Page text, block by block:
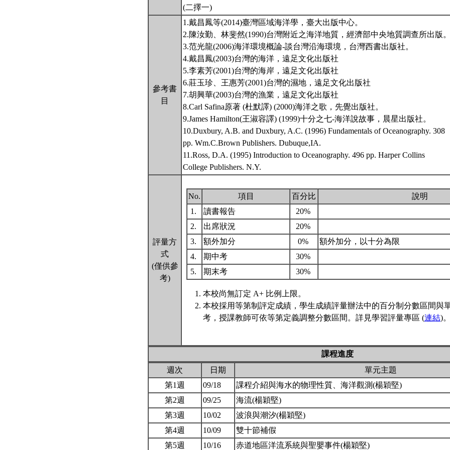
(二擇一)
參考書
目
1.戴昌鳳等(2014)臺灣區域海洋學，臺大出版中心。
2.陳汝勤、林斐然(1990)台灣附近之海洋地質，經濟部中央地質調查所出版
3.范光龍(2006)海洋環境概論-談台灣沿海環境，台灣西書出版社。
4.戴昌鳳(2003)台灣的海洋，遠足文化出版社
5.李素芳(2001)台灣的海岸，遠足文化出版社
6.莊玉珍、王惠芳(2001)台灣的濕地，遠足文化出版社
7.胡興華(2003)台灣的漁業，遠足文化出版社
8.Carl Safina原著 (杜默譯) (2000)海洋之歌，先覺出版社。
9.James Hamilton(王淑容譯) (1999)十分之七-海洋說故事，晨星出版社。
10.Duxbury, A.B. and Duxbury, A.C. (1996) Fundamentals of Oceanography. 308
pp. Wm.C.Brown Publishers. Dubuque,IA.
11.Ross, D.A. (1995) Introduction to Oceanography. 496 pp. Harper Collins
College Publishers. N.Y.
評量方
式
(僅供參
考)
No. 項目 百分比
說明
1.
讀書報告
20%
2.
出席狀況
20%
3.
額外加分 0%
額外加分，以十分為限
4.
期中考
30%
5.
期末考 30%
本校尚無訂定 A+ 比例上限。
本校採用等第制評定成績，學生成績評量辦法中的百分制分數區間與
考，授課教師可依等第定義調整分數區間。詳見學習評量專區 (連結)
課程進度
週次
日期
單元主題
第1週
09/18
課程介紹與海水的物理性質、海洋觀測(楊穎堅)
第2週
09/25
海流(楊穎堅)
第3週
10/02
波浪與潮汐(楊穎堅)
第4週
10/09
雙十節補假
第5週
10/16 赤道地區洋流系統與聖嬰事件(楊穎堅)